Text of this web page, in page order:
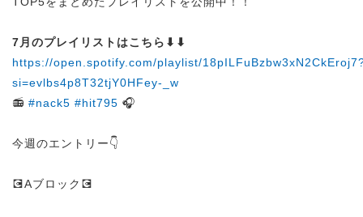
7月のプレイリストはこちら⬇︎⬇︎
https://open.spotify.com/playlist/
si=evlbs4p8T32tjY0HFey-_w
📻 #nack5 #hit795 🎧
今週のエントリー👇
💽Aブロック💽